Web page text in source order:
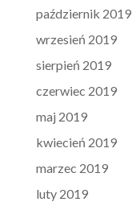
październik 2019
wrzesień 2019
sierpień 2019
czerwiec 2019
maj 2019
kwiecień 2019
marzec 2019
luty 2019